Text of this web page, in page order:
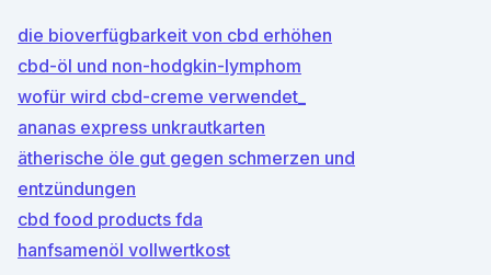
die bioverfügbarkeit von cbd erhöhen
cbd-öl und non-hodgkin-lymphom
wofür wird cbd-creme verwendet_
ananas express unkrautkarten
ätherische öle gut gegen schmerzen und
entzündungen
cbd food products fda
hanfsamenöl vollwertkost